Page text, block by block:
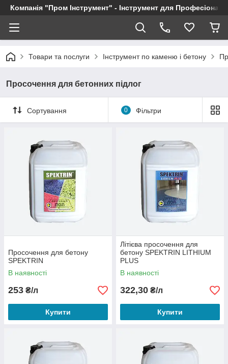
Компанія "Пром Інструмент" - Інструмент для
Товари та послуги Інструмент по каменю і бетону
Просочення для бетонних підлог
Сортування 0 Фільтри
Просочення для бетону
SPEKTRIN
В наявності
253 ₴/л
Купити
Літієва просочення для
бетону SPEKTRIN LITHIUM
PLUS
В наявності
322,30 ₴/л
Купити